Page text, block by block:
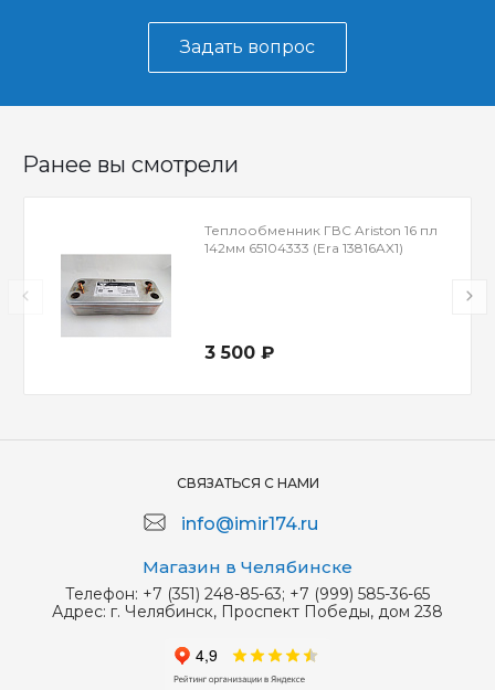
Задать вопрос
Ранее вы смотрели
Теплообменник ГВС Ariston 16 пл
142мм 65104333 (Era 13816AX1)
3 500 ₽
СВЯЗАТЬСЯ С НАМИ
info@imir174.ru
Магазин в Челябинске
Телефон: +7 (351) 248-85-63; +7 (999) 585-36-65
Адрес: г. Челябинск, Проспект Победы, дом 238